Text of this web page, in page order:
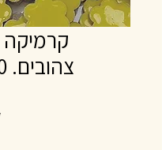
צהובים. 250 גרם